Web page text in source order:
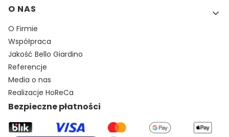
O NAS
O Firmie
Współpraca
Jakość Bello Giardino
Referencje
Media o nas
Realizacje HoReCa
Bezpieczne płatności